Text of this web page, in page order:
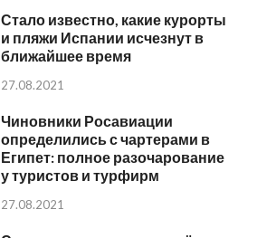
Стало известно, какие курорты
и пляжи Испании исчезнут в
ближайшее время
27.08.2021
Чиновники Росавиации
определились с чартерами в
Египет: полное разочарование
у туристов и турфирм
27.08.2021